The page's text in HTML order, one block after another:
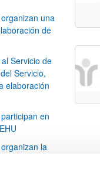
una
de
Servicio de
Servicio,
elaboración
en
la